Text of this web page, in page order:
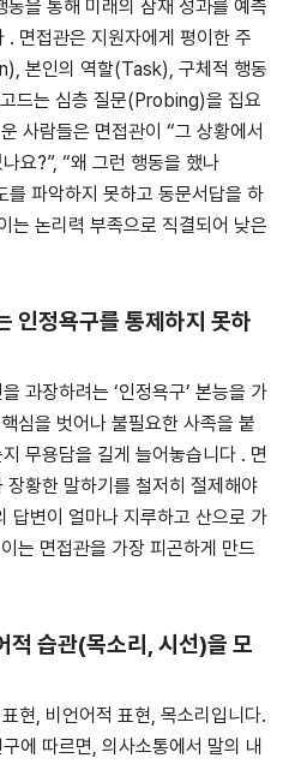
을 통해 미래의 잠재 성과를 예측
면접관은 지원자에게 평이한 주
본인의 역할(Task), 구체적 행동
드는 심층 질문(Probing)을 집요
사람들은 면접관이 “그 상황에서
요?”, “왜 그런 행동을 했나
를 파악하지 못하고 동문서답을 하
는 논리력 부족으로 직결되어 낮은
인정욕구를 통제하지 못하
과장하려는 ‘인정욕구’ 본능을 가
심을 벗어나 불필요한 사족을 붙
무용담을 길게 늘어놓습니다 . 면
황한 말하기를 철저히 절제해야
답변이 얼마나 지루하고 산으로 가
는 면접관을 가장 피곤하게 만드
습관(목소리, 시선)을 모
현, 비언어적 표현, 목소리입니다.
에 따르면, 의사소통에서 말의 내